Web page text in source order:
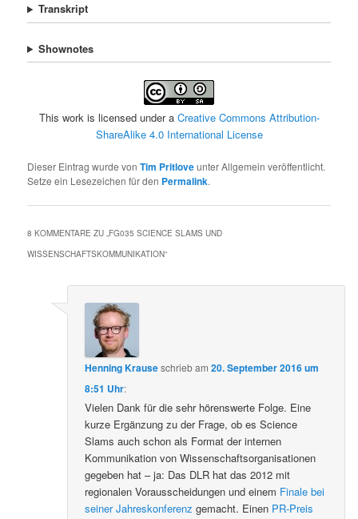
Transkript
Shownotes
This work is licensed under a Creative Commons Attribution-
ShareAlike 4.0 International License
Dieser Eintrag wurde vonTim Pritloveunter Allgemein veröffentlicht.
Setze ein Lesezeichen für den Permalink.
8 KOMMENTARE ZU „FG035 SCIENCE SLAMS UND
WISSENSCHAFTSKOMMUNIKATION“
Henning Krauseschriebam20. September 2016 um
8:51 Uhr:
Vielen Dank für die sehr hörenswerte Folge. Eine
kurze Ergänzung zu der Frage, ob es Science
Slams auch schon als Format der internen
Kommunikation von Wissenschaftsorganisationen
gegeben hat – ja: Das DLR hat das 2012 mit
regionalen Vorausscheidungen und einem Finale bei
seiner Jahreskonferenz gemacht. Einen PR-Preis